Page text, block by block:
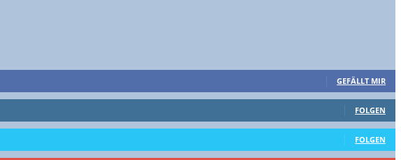
GEFÄLLT MIR
FOLGEN
FOLGEN